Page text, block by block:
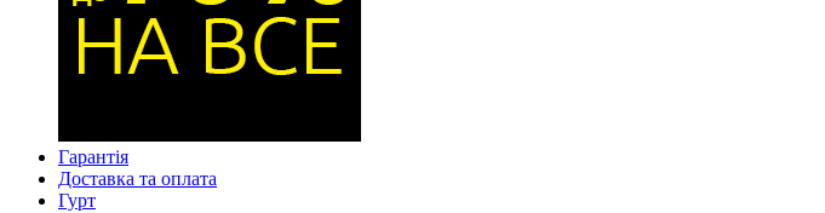
Гарантія
Доставка та оплата
Гурт